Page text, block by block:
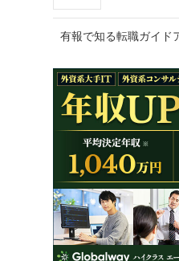
有報で知る転職ガイド